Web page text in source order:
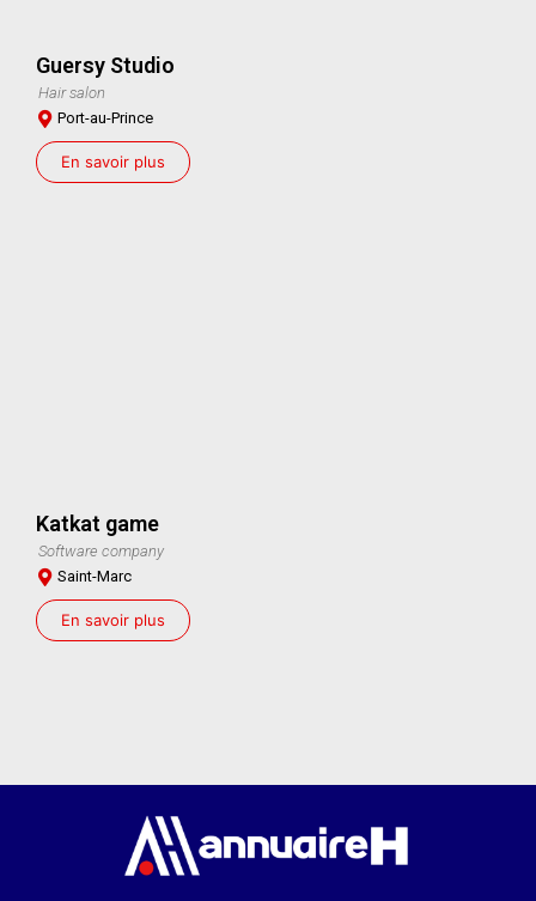
Guersy Studio
Hair salon
Port-au-Prince
En savoir plus
Katkat game
Software company
Saint-Marc
En savoir plus